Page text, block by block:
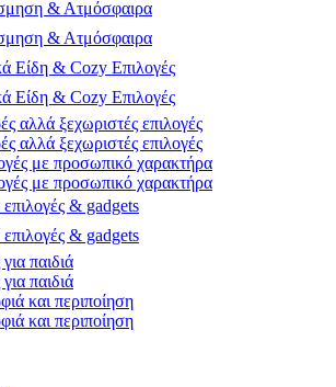
& Ατμόσφαιρα
& Ατμόσφαιρα
Είδη & Cozy Επιλογές
Είδη & Cozy Επιλογές
αλλά ξεχωριστές επιλογές
αλλά ξεχωριστές επιλογές
με προσωπικό χαρακτήρα
με προσωπικό χαρακτήρα
& gadgets
& gadgets
παιδιά
παιδιά
και περιποίηση
και περιποίηση